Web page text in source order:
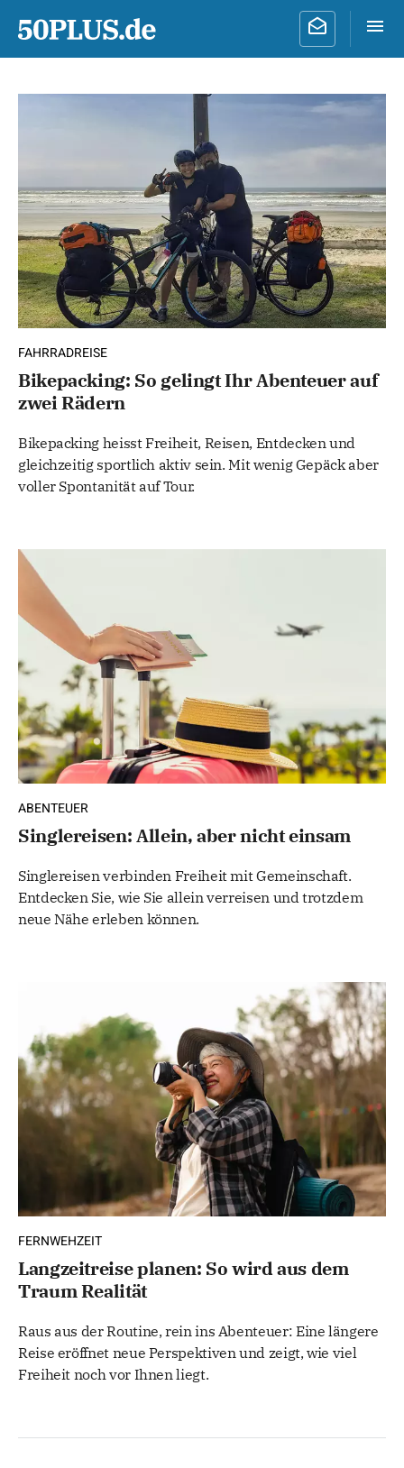
FAHRRADREISE
Bikepacking: So gelingt Ihr Abenteuer auf
zwei Rädern
Bikepacking heisst Freiheit, Reisen, Entdecken und
gleichzeitig sportlich aktiv sein. Mit wenig Gepäck aber
voller Spontanität auf Tour.
ABENTEUER
Singlereisen: Allein, aber nicht einsam
Singlereisen verbinden Freiheit mit Gemeinschaft.
Entdecken Sie, wie Sie allein verreisen und trotzdem
neue Nähe erleben können.
FERNWEHZEIT
Langzeitreise planen: So wird aus dem
Traum Realität
Raus aus der Routine, rein ins Abenteuer: Eine längere
Reise eröffnet neue Perspektiven und zeigt, wie viel
Freiheit noch vor Ihnen liegt.